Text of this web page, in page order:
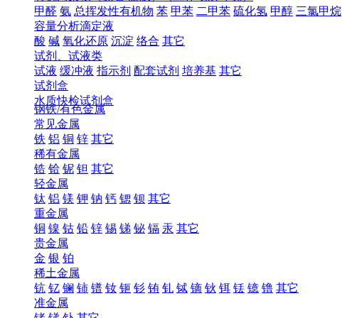
甲醛 氨 总挥发性有机物 苯 甲苯 二甲苯 硫化氢 甲醇 三氯甲烷
容量分析滴定液
酸 碱 氧化还原 沉淀 络合 其它
试剂、试液类
试液 缓冲液 指示剂 配套试剂 培养基 其它
试剂盒
水质快检试剂盒
钢铁/有色金属
常见金属
铁 铝 铜 锌 其它
稀有金属
锆 铪 铌 钽 其它
轻金属
钛 铝 镁 钾 钠 钙 锶 钡 其它
重金属
铜 镍 钴 铅 锌 锡 锑 铋 镉 汞 其它
贵金属
金 银 铂
稀土金属
钪 钇 镧 铈 镨 钕 钷 钐 铕 钆 铽 镝 钬 铒 铥 镱 镥 其它
准金属